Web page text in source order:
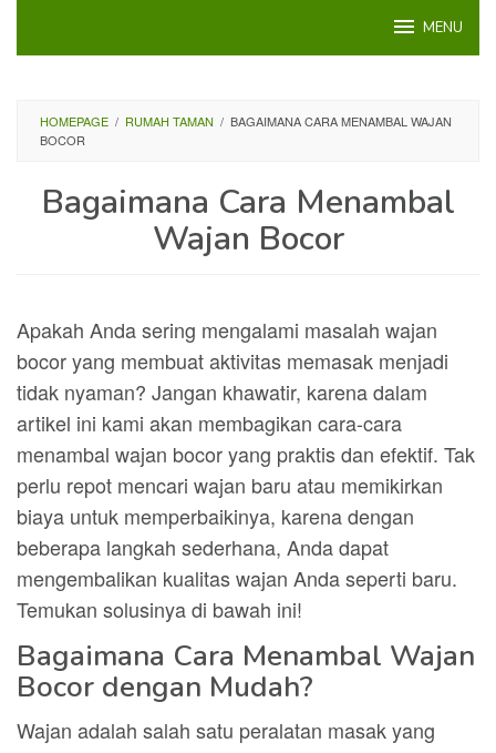
MENU
HOMEPAGE / RUMAH TAMAN / BAGAIMANA CARA MENAMBAL WAJAN
BOCOR
Bagaimana Cara Menambal
Wajan Bocor
Apakah Anda sering mengalami masalah wajan
bocor yang membuat aktivitas memasak menjadi
tidak nyaman? Jangan khawatir, karena dalam
artikel ini kami akan membagikan cara-cara
menambal wajan bocor yang praktis dan efektif. Tak
perlu repot mencari wajan baru atau memikirkan
biaya untuk memperbaikinya, karena dengan
beberapa langkah sederhana, Anda dapat
mengembalikan kualitas wajan Anda seperti baru.
Temukan solusinya di bawah ini!
Bagaimana Cara Menambal Wajan
Bocor dengan Mudah?
Wajan adalah salah satu peralatan masak yang